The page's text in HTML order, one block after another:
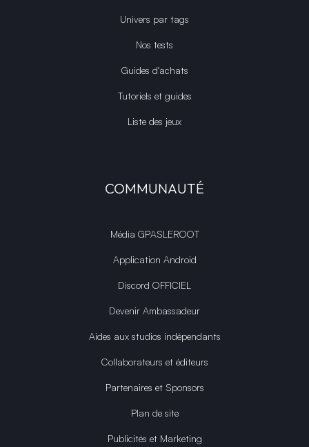
Univers par tags
Nos tests
Guides d'achats
Tutoriels et guides
Liste des jeux
COMMUNAUTÉ
Média GPASLEROOT
Application Android
Discord OFFICIEL
Devenir Ambassadeur
Aides aux studios indépendants
Collaborateurs et éditeurs
Partenaires et Sponsors
Plan de site
Publicités et Marketing